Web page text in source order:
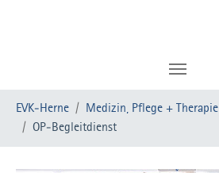
Sie sind hier:
EVK-Herne Medizin, Pflege + Therapie
OP-Begleitdienst